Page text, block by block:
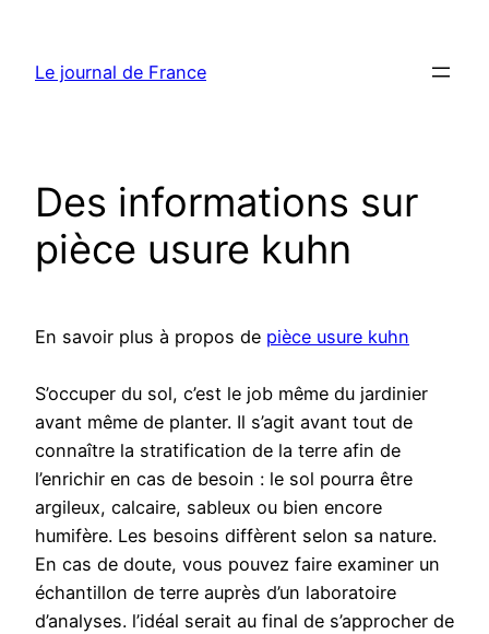
contenu
Le journal de France
Des informations sur
pièce usure kuhn
En savoir plus à propos de pièce usure kuhn
S’occuper du sol, c’est le job même du jardinier
avant même de planter. Il s’agit avant tout de
connaître la stratification de la terre afin de
l’enrichir en cas de besoin : le sol pourra être
argileux, calcaire, sableux ou bien encore
humifère. Les besoins diffèrent selon sa nature.
En cas de doute, vous pouvez faire examiner un
échantillon de terre auprès d’un laboratoire
d’analyses. l’idéal serait au final de s’approcher de